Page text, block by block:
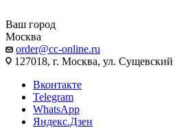
Ваш город
Москва
order@cc-online.ru
127018, г. Москва, ул. Сущевский
Вконтакте
Telegram
WhatsApp
Яндекс.Дзен